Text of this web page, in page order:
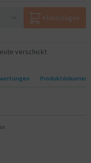
hinzufügen
verschickt